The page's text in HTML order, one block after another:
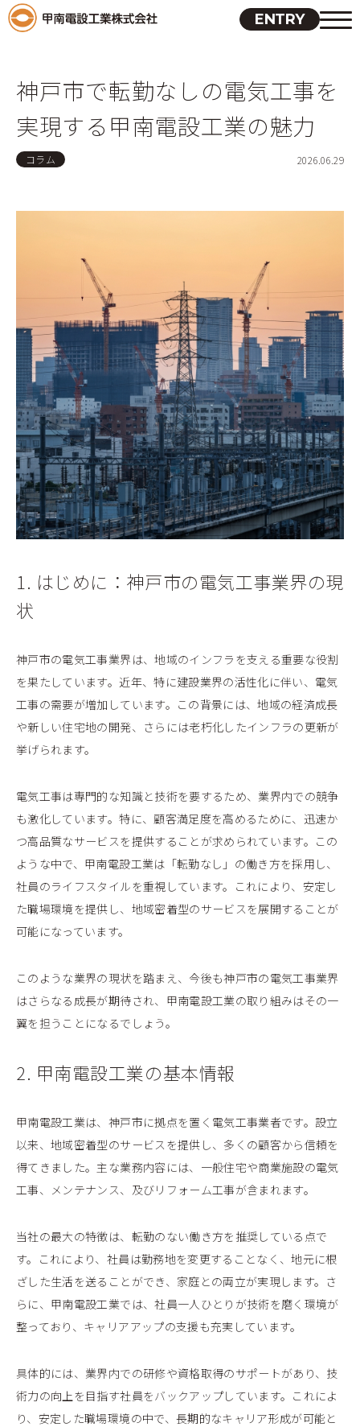
ENTRY
神戸市で転勤なしの電気工事を
実現する甲南電設工業の魅力
コラム 2026.06.29
1. はじめに：神戸市の電気工事業界の現
状
神戸市の電気工事業界は、地域のインフラを支える重要な役割
を果たしています。近年、特に建設業界の活性化に伴い、電気
工事の需要が増加しています。この背景には、地域の経済成長
や新しい住宅地の開発、さらには老朽化したインフラの更新が
挙げられます。
電気工事は専門的な知識と技術を要するため、業界内での競争
も激化しています。特に、顧客満足度を高めるために、迅速か
つ高品質なサービスを提供することが求められています。この
ような中で、甲南電設工業は「転勤なし」の働き方を採用し、
社員のライフスタイルを重視しています。これにより、安定し
た職場環境を提供し、地域密着型のサービスを展開することが
可能になっています。
このような業界の現状を踏まえ、今後も神戸市の電気工事業界
はさらなる成長が期待され、甲南電設工業の取り組みはその一
翼を担うことになるでしょう。
2. 甲南電設工業の基本情報
甲南電設工業は、神戸市に拠点を置く電気工事業者です。設立
以来、地域密着型のサービスを提供し、多くの顧客から信頼を
得てきました。主な業務内容には、一般住宅や商業施設の電気
工事、メンテナンス、及びリフォーム工事が含まれます。
当社の最大の特徴は、転勤のない働き方を推奨している点で
す。これにより、社員は勤務地を変更することなく、地元に根
ざした生活を送ることができ、家庭との両立が実現します。さ
らに、甲南電設工業では、社員一人ひとりが技術を磨く環境が
整っており、キャリアアップの支援も充実しています。
具体的には、業界内での研修や資格取得のサポートがあり、技
術力の向上を目指す社員をバックアップしています。これによ
り、安定した職場環境の中で、長期的なキャリア形成が可能と